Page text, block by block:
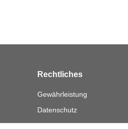
Rechtliches
Gewährleistung
Datenschutz
AGB